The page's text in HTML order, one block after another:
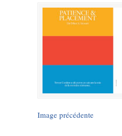
Image précédente